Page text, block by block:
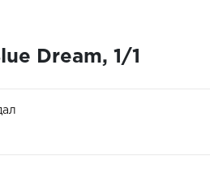
Dream, 1/1